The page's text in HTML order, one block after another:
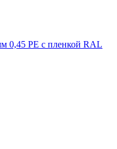
0,45 PE с пленкой RAL